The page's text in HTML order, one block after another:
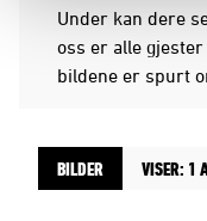
Under kan dere
oss er alle
bildene er spurt
BILDER VISER: 1